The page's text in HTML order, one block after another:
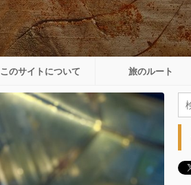
このサイトについて 旅のルート